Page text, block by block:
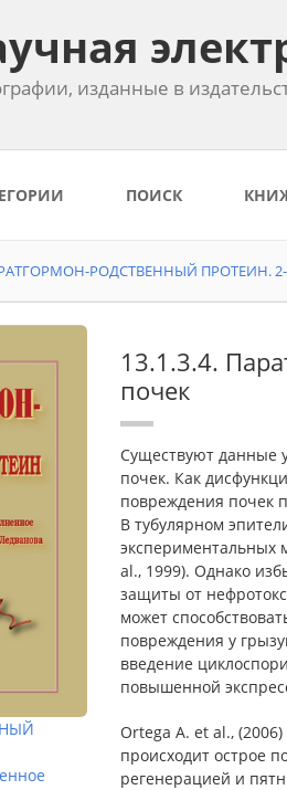
изданные в
ПОИСК
РОДСТВЕННЫЙ ПРОТЕИН. 2-е
13.1.3.4.
почек
Существуют данные
почек. Как
повреждения почек
В тубулярном
экспериментальных
al., 1999). Однако
защиты от
может
повреждения у
введение
повышенной
Ortega A. et al.,
происходит острое
регенерацией и